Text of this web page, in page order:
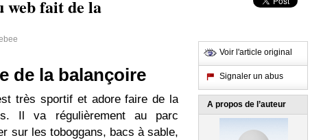
web fait de la
de la balançoire
très sportif et adore faire de la
Il va régulièrement au parc
sur les toboggans, bacs à sable,
Voir l'article original
Signaler un abus
A propos de l’auteur